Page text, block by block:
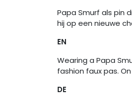
Papa Smurf als pin
hij op een nieuwe
EN
Wearing a Papa
fashion faux pas.
DE